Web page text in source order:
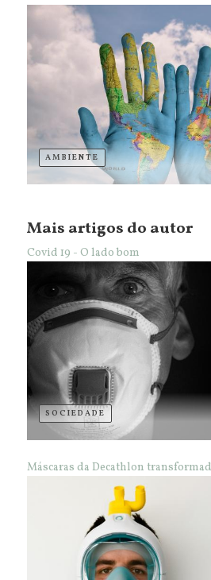
AMBIENTE
Mais artigos do autor
Covid 19 - O lado bom
SOCIEDADE
Máscaras da Decathlon